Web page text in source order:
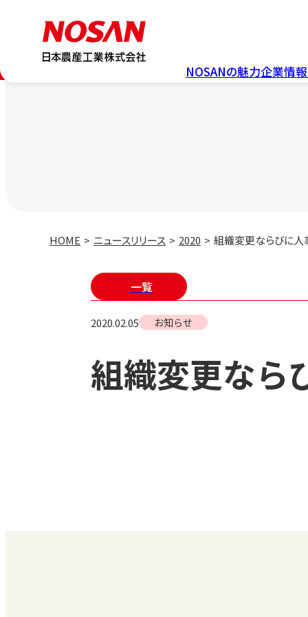
NOSANの魅力企業情報
HOME ニュースリリース 2020 組織変更ならびに人
一覧
2020.02.05 お知らせ
組織変更なら